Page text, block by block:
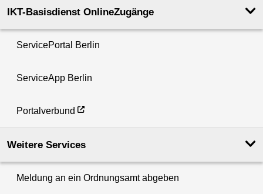
IKT-Basisdienst OnlineZugänge
ServicePortal Berlin
ServiceApp Berlin
Portalverbund
Weitere Services
Meldung an ein Ordnungsamt abgeben